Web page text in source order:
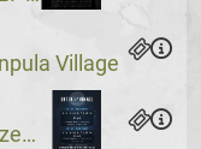
Village